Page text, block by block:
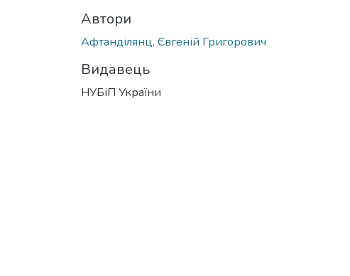
Автори
Афтанділянц, Євгеній Григорович
Видавець
НУБіП України